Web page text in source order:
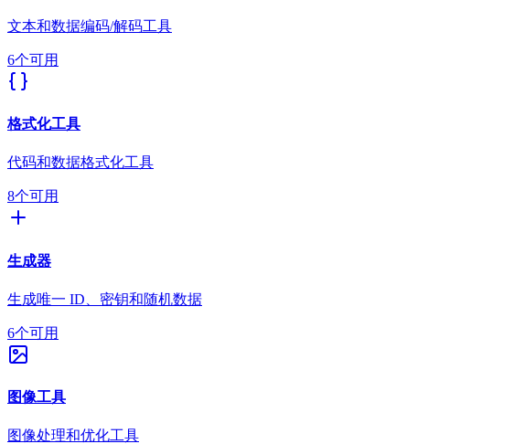
文本和数据编码/解码工具
6个可用
格式化工具
代码和数据格式化工具
8个可用
生成器
生成唯一 ID、密钥和随机数据
6个可用
图像工具
图像处理和优化工具